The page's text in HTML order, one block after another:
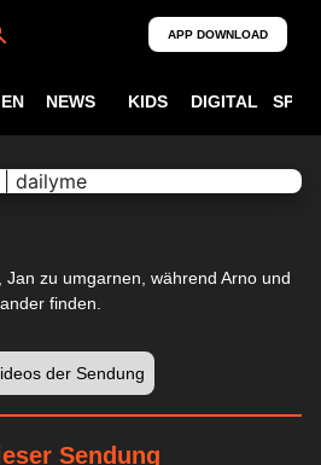
APP DOWNLOAD
NEWS KIDS DIGITAL
Jan zu umgarnen, während Arno und
finden.
der Sendung
Sendung